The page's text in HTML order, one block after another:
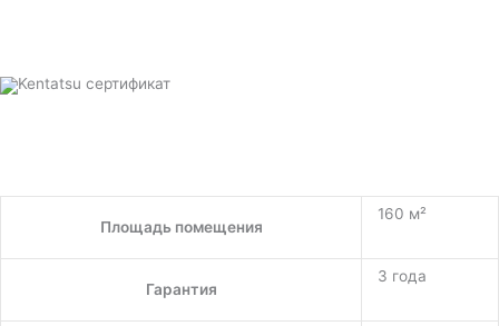
Площадь помещения
160 м²
Гарантия
3 года